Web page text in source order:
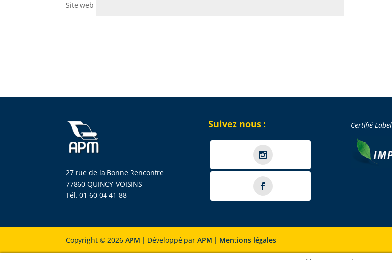
Site web
27 rue de la Bonne Rencontre
77860 QUINCY-VOISINS
Tél. 01 60 04 41 88
Suivez nous : Certifié Label
Copyright © 2026APM | Développé parAPM | Mentions légales